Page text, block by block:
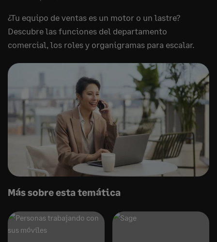
¿Tu equipo de ventas es un motor o un lastre?
Descubre las funciones del departamento
comercial, los roles y organigramas para escalar.
Más sobre esta temática